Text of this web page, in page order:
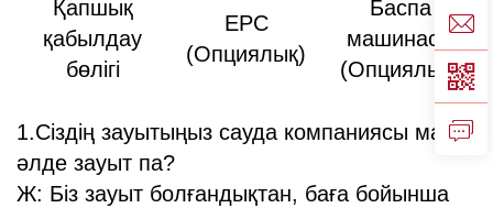
Қапшық
қабылдау
бөлігі
EPC
(Опциялық)
Баспа
машинасы
(Опциялық)
1.Сіздің зауытыңыз сауда компаниясы ма,
әлде зауыт па?
Ж: Біз зауыт болғандықтан, баға бойынша